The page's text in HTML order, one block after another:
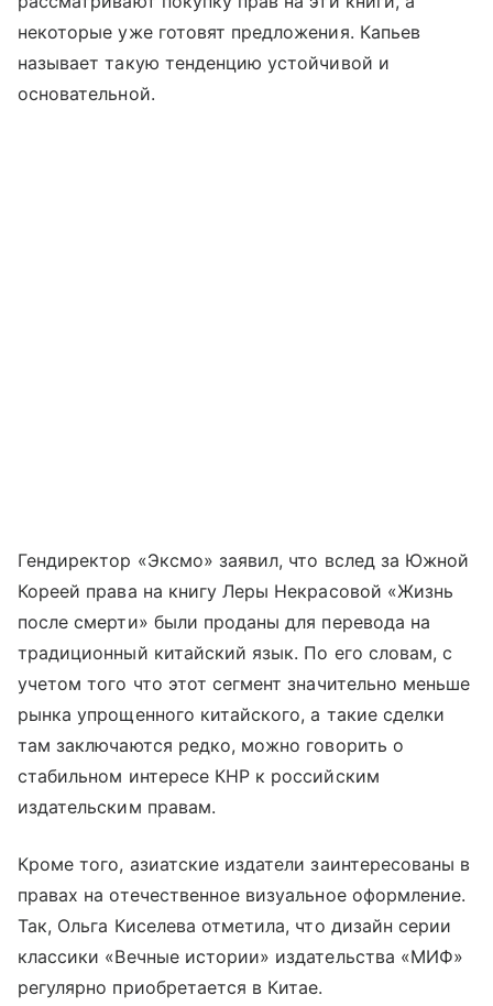
некоторые уже готовят предложения. Капьев
называет такую тенденцию устойчивой и
основательной.
Гендиректор «Эксмо» заявил, что вслед за Южной
Кореей права на книгу Леры Некрасовой «Жизнь
после смерти» были проданы для перевода на
традиционный китайский язык. По его словам, с
учетом того что этот сегмент значительно меньше
рынка упрощенного китайского, а такие сделки
там заключаются редко, можно говорить о
стабильном интересе КНР к российским
издательским правам.
Кроме того, азиатские издатели заинтересованы в
правах на отечественное визуальное оформление.
Так, Ольга Киселева отметила, что дизайн серии
классики «Вечные истории» издательства «МИФ»
регулярно приобретается в Китае.